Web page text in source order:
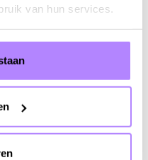
van hun services.